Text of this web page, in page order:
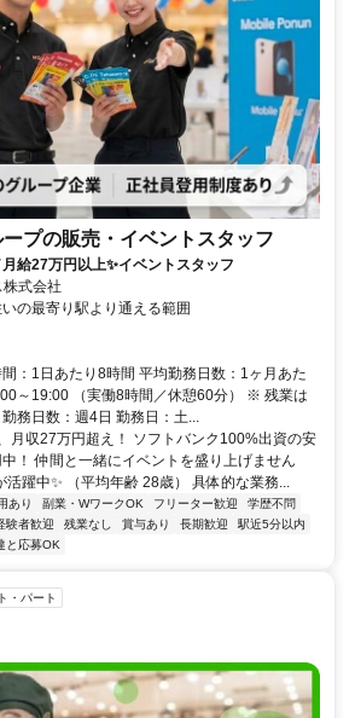
プの販売・イベントスタッフ
給27万円以上✨イベントスタッフ
式会社
の最寄り駅より通える範囲
：1日あたり8時間 平均勤務日数：1ヶ月あた
～19:00 （実働8時間／休憩60分） ※ 残業は
務日数：週4日 勤務日：土...
月収27万円超え！ ソフトバンク100%出資の安
！ 仲間と一緒にイベントを盛り上げません
躍中✨ （平均年齢 28歳） 具体的な業務...
あり 副業・WワークOK フリーター歓迎
学歴不問
験者歓迎 残業なし 賞与あり 長期歓迎
駅近5分以内
と応募OK
・パート